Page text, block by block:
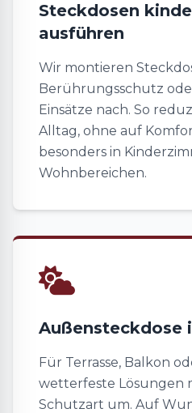
Steckdosen
ausführen
Wir montieren
Berührungsschutz
Einsätze nach. So
Alltag, ohne auf
besonders in
Wohnbereichen.
Außensteckdose
Für Terrasse, Balkon
wetterfeste Lösungen
Schutzart um. Auf